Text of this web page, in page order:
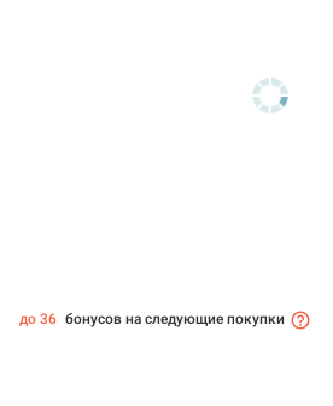
до 36 бонусов на следующие покупки